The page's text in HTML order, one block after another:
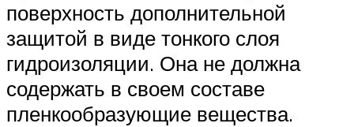
поверхность дополнительной
защитой в виде тонкого слоя
гидроизоляции. Она не должна
содержать в своем составе
пленкообразующие вещества.